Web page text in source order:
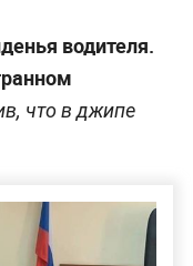
водителя.
что в джипе